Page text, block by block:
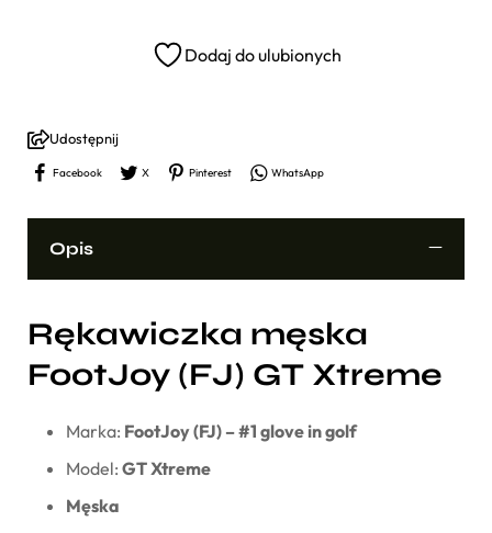
Dodaj do ulubionych
Udostępnij
Facebook X Pinterest WhatsApp
Opis
Rękawiczka męska
FootJoy (FJ) GT Xtreme
Marka: FootJoy (FJ) – #1 glove in golf
Model: GT Xtreme
Męska